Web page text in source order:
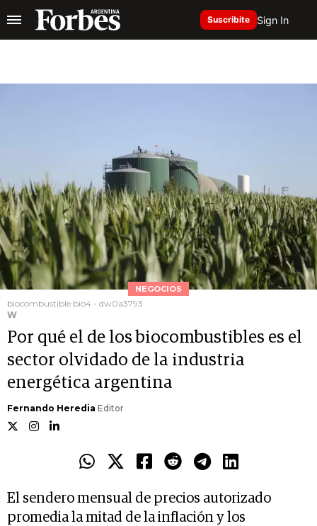
Suscribite Sign In
NEGOCIOS
biocombustible bio4 - dw0a3793
W
Por qué el de los biocombustibles es el
sector olvidado de la industria
energética argentina
Fernando Heredia Editor
El sendero mensual de precios autorizado
promedia la mitad de la inflación y los